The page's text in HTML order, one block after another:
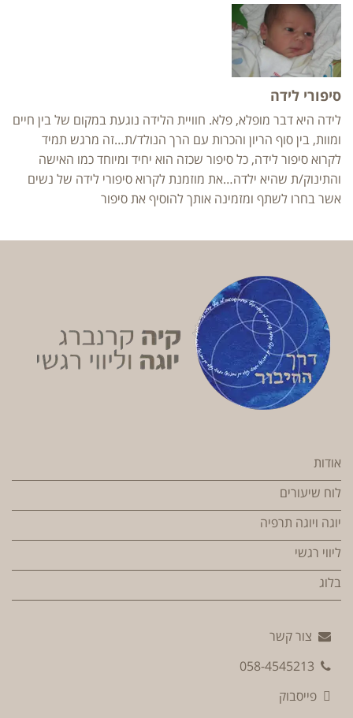
סיפורי לידה
לידה היא דבר מופלא, פלא. חוויית הלידה נוגעת במקום של בין חיים
ומוות, בין סוף הריון והכרות עם הרך הנולד/ת…זה מרגש תמיד
לקרוא סיפור לידה, כל סיפור שכזה הוא יחיד ומיוחד כמו האישה
והתינוק/ת שהיא ילדה…את מוזמנת לקרוא סיפורי לידה של נשים
אשר בחרו לשתף ומזמינה אותך להוסיף את סיפור
אודות
לוח שיעורים
יוגה ויוגה תרפיה
ליווי רגשי
בלוג
צור קשר
058-4545213
פייסבוק